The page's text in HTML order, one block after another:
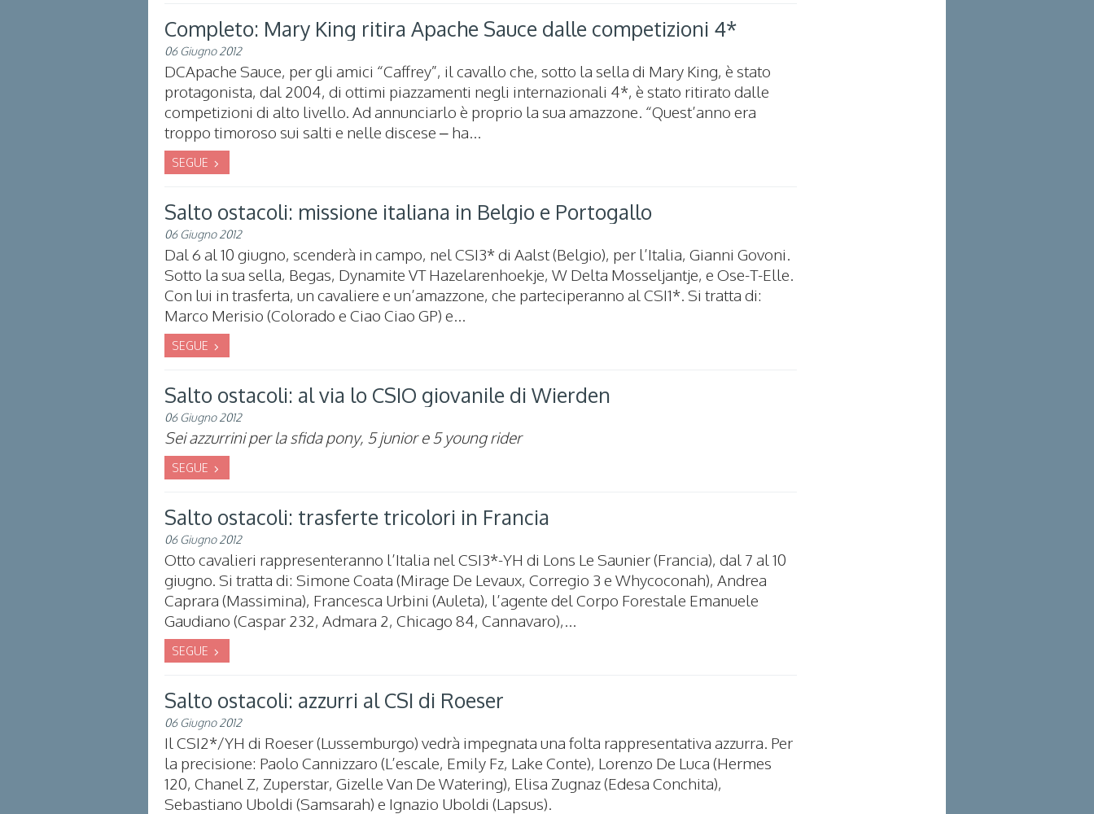
Completo: Mary King ritira Apache Sauce dalle competizioni 4*
06 Giugno 2012
DCApache Sauce, per gli amici “Caffrey”, il cavallo che, sotto la sella di Mary King, è stato
protagonista, dal 2004, di ottimi piazzamenti negli internazionali 4*, è stato ritirato dalle
competizioni di alto livello. Ad annunciarlo è proprio la sua amazzone. “Quest’anno era
troppo timoroso sui salti e nelle discese – ha...
SEGUE
Salto ostacoli: missione italiana in Belgio e Portogallo
06 Giugno 2012
Dal 6 al 10 giugno, scenderà in campo, nel CSI3* di Aalst (Belgio), per l’Italia, Gianni Govoni.
Sotto la sua sella, Begas, Dynamite VT Hazelarenhoekje, W Delta Mosseljantje, e Ose-T-Elle.
Con lui in trasferta, un cavaliere e un’amazzone, che parteciperanno al CSI1*. Si tratta di:
Marco Merisio (Colorado e Ciao Ciao GP) e...
SEGUE
Salto ostacoli: al via lo CSIO giovanile di Wierden
06 Giugno 2012
Sei azzurrini per la sfida pony, 5 junior e 5 young rider
SEGUE
Salto ostacoli: trasferte tricolori in Francia
06 Giugno 2012
Otto cavalieri rappresenteranno l’Italia nel CSI3*-YH di Lons Le Saunier (Francia), dal 7 al 10
giugno. Si tratta di: Simone Coata (Mirage De Levaux, Corregio 3 e Whycoconah), Andrea
Caprara (Massimina), Francesca Urbini (Auleta), l’agente del Corpo Forestale Emanuele
Gaudiano (Caspar 232, Admara 2, Chicago 84, Cannavaro),...
SEGUE
Salto ostacoli: azzurri al CSI di Roeser
06 Giugno 2012
Il CSI2*/YH di Roeser (Lussemburgo) vedrà impegnata una folta rappresentativa azzurra. Per
la precisione: Paolo Cannizzaro (L’escale, Emily Fz, Lake Conte), Lorenzo De Luca (Hermes
120, Chanel Z, Zuperstar, Gizelle Van De Watering), Elisa Zugnaz (Edesa Conchita),
Sebastiano Uboldi (Samsarah) e Ignazio Uboldi (Lapsus).